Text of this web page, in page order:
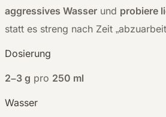
aggressives Wasser und probiere
statt es streng nach Zeit
Dosierung
2–3 g pro 250 ml
Wasser